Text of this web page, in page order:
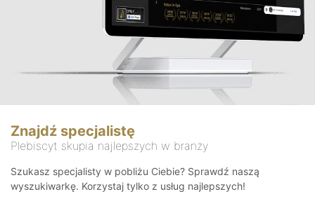
Znajdź specjalistę
Plebiscyt skupia najlepszych w branży
Szukasz specjalisty w pobliżu Ciebie? Sprawdź naszą
wyszukiwarkę. Korzystaj tylko z usług najlepszych!